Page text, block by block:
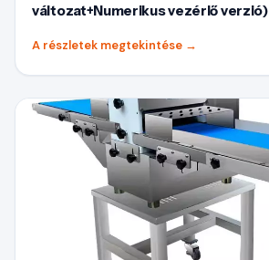
változat+Numerikus vezérlő verzió)
A részletek megtekintése →